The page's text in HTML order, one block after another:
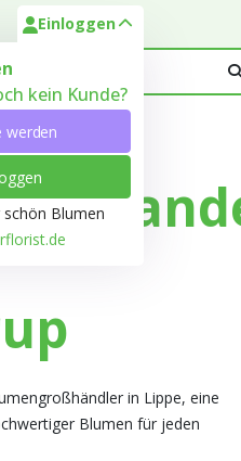
Einloggen
kein Kunde?
werden
Blumen
Lippe
in Lippe, eine
Blumen für jeden